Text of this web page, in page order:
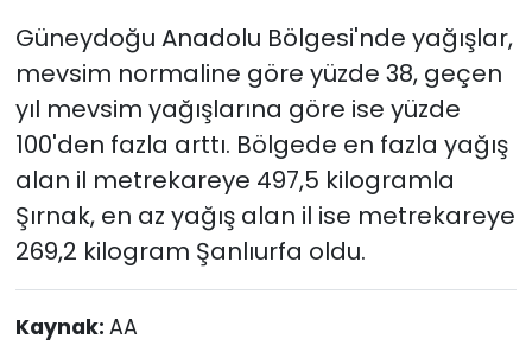
Güneydoğu Anadolu Bölgesi'nde yağışlar,
mevsim normaline göre yüzde 38, geçen
yıl mevsim yağışlarına göre ise yüzde
100'den fazla arttı. Bölgede en fazla yağış
alan il metrekareye 497,5 kilogramla
Şırnak, en az yağış alan il ise metrekareye
269,2 kilogram Şanlıurfa oldu.
Kaynak: AA